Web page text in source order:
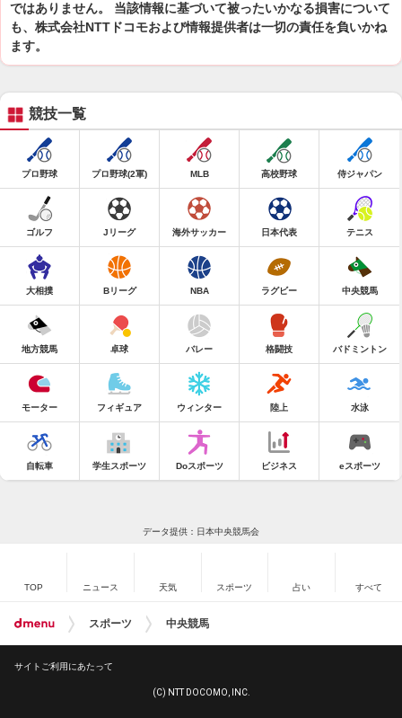
ではありません。 当該情報に基づいて被ったいかなる損害について
も、株式会社NTTドコモおよび情報提供者は一切の責任を負いかね
ます。
競技一覧
プロ野球 プロ野球(2軍) MLB 高校野球 侍ジャパン
ゴルフ Jリーグ 海外サッカー 日本代表 テニス
大相撲 Bリーグ NBA ラグビー 中央競馬
地方競馬 卓球 バレー 格闘技 バドミントン
モーター フィギュア ウィンター 陸上 水泳
自転車 学生スポーツ Doスポーツ ビジネス eスポーツ
データ提供：日本中央競馬会
TOP ニュース 天気 スポーツ 占い すべて
スポーツ 中央競馬
サイトご利用にあたって
(C) NTT DOCOMO, INC.